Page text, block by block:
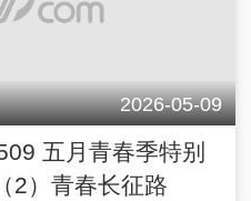
2026-05-09
五月青春季特别
2）青春长征路